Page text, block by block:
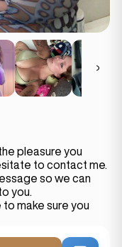
pleasure you
to contact me.
so we can
you.
make sure you